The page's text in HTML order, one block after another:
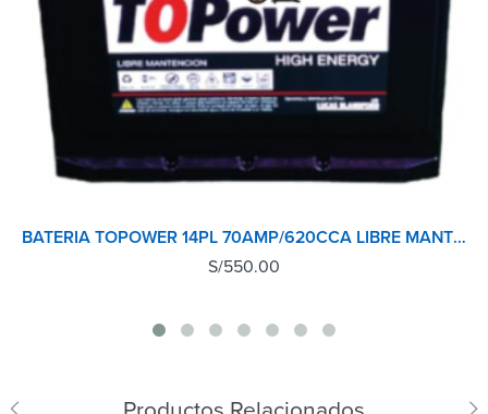
BATERIA TOPOWER 14PL 70AMP/620CCA LIBRE MANTENIMIENTO MADE IN KOREA
S/550.00